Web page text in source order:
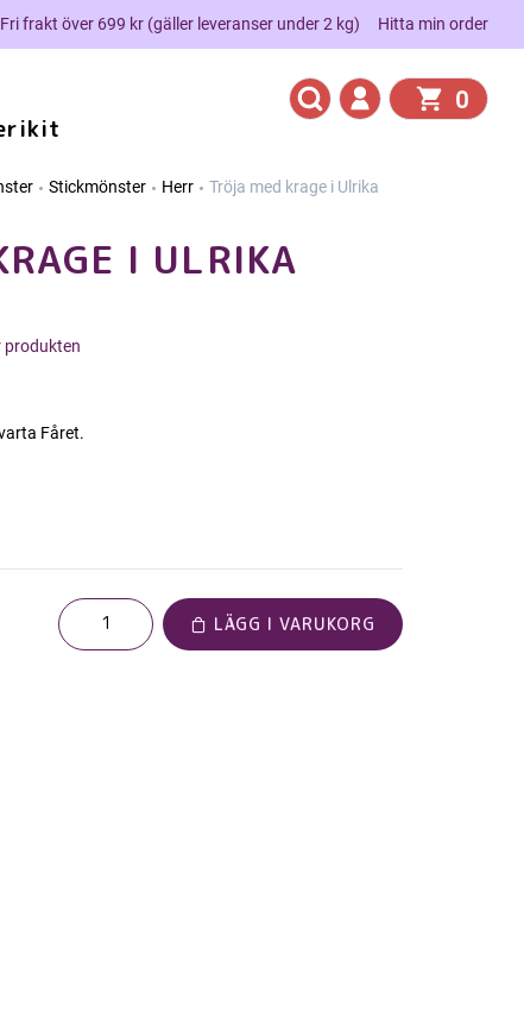
frakt över 699 kr (gäller leveranser under 2 kg) Hitta min order
0
Stickmönster Herr Tröja med krage i Ulrika
I ULRIKA
produkten
Fåret.
LÄGG I VARUKORG